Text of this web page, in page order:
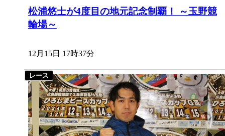
松浦悠士が4度目の地元記念制覇！ ～玉野競
輪場～
12月15日 17時37分